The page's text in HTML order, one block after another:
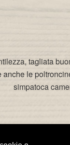
tagliata
le
simpatoca